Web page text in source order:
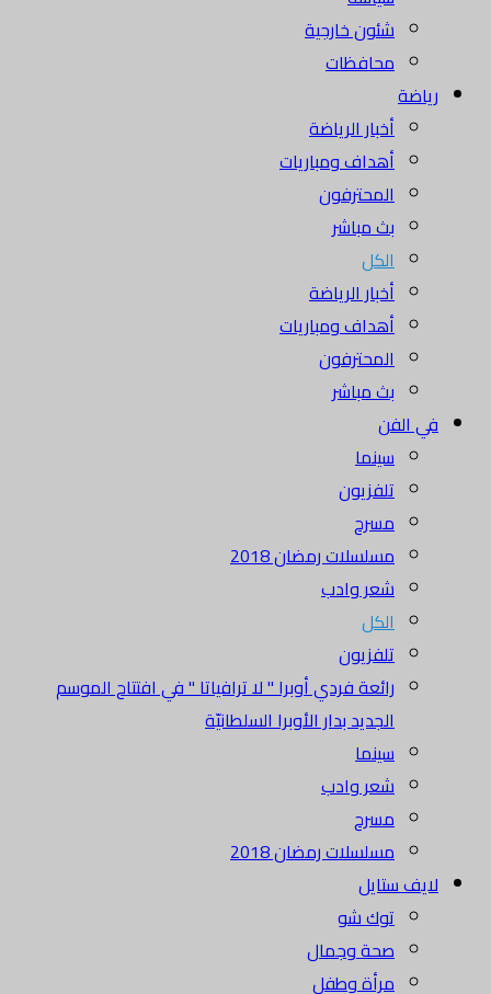
شئون خارجية
محافظات
رياضة
أخبار الرياضة
أهداف ومباريات
المحترفون
بث مباشر
الكل
أخبار الرياضة
أهداف ومباريات
المحترفون
بث مباشر
في الفن
سينما
تلفزيون
مسرح
مسلسلات رمضان 2018
شعر وادب
الكل
تلفزيون
رائعة فردي أوبرا " لا ترافياتا " في افتتاح الموسم
الجديد بدار الأوبرا السلطانيّة
سينما
شعر وادب
مسرح
مسلسلات رمضان 2018
لايف ستايل
توك شو
صحة وجمال
مرأة وطفل